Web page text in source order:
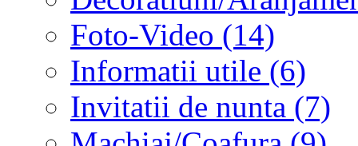
Foto-Video (14)
Informatii utile (6)
Invitatii de nunta (7)